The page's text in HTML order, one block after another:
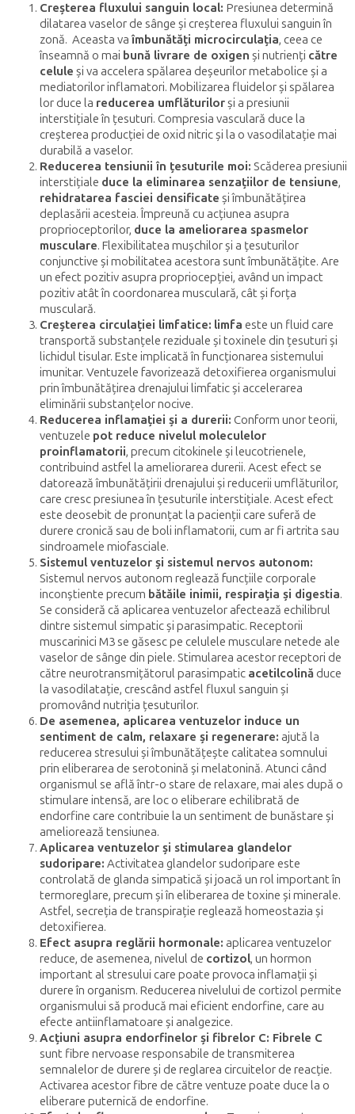
Creșterea fluxului sanguin local: Presiunea determină
dilatarea vaselor de sânge și creșterea fluxului sanguin în
zonă. Aceasta va îmbunătăți microcirculația, ceea ce
înseamnă o mai bună livrare de oxigen și nutrienți către
celule și va accelera spălarea deșeurilor metabolice și a
mediatorilor inflamatori. Mobilizarea fluidelor și spălarea
lor duce la reducerea umflăturilorși a presiunii
interstițiale în țesuturi. Compresia vasculară duce la
creșterea producției de oxid nitric și la o vasodilatație mai
durabilă a vaselor.
Reducerea tensiunii în țesuturile moi: Scăderea presiunii
interstițiale duce la eliminarea senzațiilor de tensiune,
rehidratarea fasciei densificate și îmbunătățirea
deplasării acesteia. Împreună cu acțiunea asupra
proprioceptorilor, duce la ameliorarea spasmelor
musculare. Flexibilitatea mușchilor și a țesuturilor
conjunctive și mobilitatea acestora sunt îmbunătățite. Are
un efect pozitiv asupra propriocepției, având un impact
pozitiv atât în coordonarea musculară, cât și forța
musculară.
Creșterea circulației limfatice: limfa este un fluid care
transportă substanțele reziduale și toxinele din țesuturi și
lichidul tisular. Este implicată în funcționarea sistemului
imunitar. Ventuzele favorizează detoxifierea organismului
prin îmbunătățirea drenajului limfatic și accelerarea
eliminării substanțelor nocive.
Reducerea inflamației și a durerii: Conform unor teorii,
ventuzele pot reduce nivelul moleculelor
proinflamatorii, precum citokinele și leucotrienele,
contribuind astfel la ameliorarea durerii. Acest efect se
datorează îmbunătățirii drenajului și reducerii umflăturilor,
care cresc presiunea în țesuturile interstițiale. Acest efect
este deosebit de pronunțat la pacienții care suferă de
durere cronică sau de boli inflamatorii, cum ar fi artrita sau
sindroamele miofasciale.
Sistemul ventuzelor și sistemul nervos autonom:
Sistemul nervos autonom reglează funcțiile corporale
inconștiente precum bătăile inimii, respirația și digestia.
Se consideră că aplicarea ventuzelor afectează echilibrul
dintre sistemul simpatic și parasimpatic. Receptorii
muscarinici M3 se găsesc pe celulele musculare netede ale
vaselor de sânge din piele. Stimularea acestor receptori de
către neurotransmițătorul parasimpatic acetilcolină duce
la vasodilatație, crescând astfel fluxul sanguin și
promovând nutriția țesuturilor.
De asemenea, aplicarea ventuzelor induce un
sentiment de calm, relaxare și regenerare: ajută la
reducerea stresului și îmbunătățește calitatea somnului
prin eliberarea de serotonină și melatonină. Atunci când
organismul se află într-o stare de relaxare, mai ales după o
stimulare intensă, are loc o eliberare echilibrată de
endorfine care contribuie la un sentiment de bunăstare și
ameliorează tensiunea.
Aplicarea ventuzelor și stimularea glandelor
sudoripare: Activitatea glandelor sudoripare este
controlată de glanda simpatică și joacă un rol important în
termoreglare, precum și în eliberarea de toxine și minerale.
Astfel, secreția de transpirație reglează homeostazia și
detoxifierea.
Efect asupra reglării hormonale: aplicarea ventuzelor
reduce, de asemenea, nivelul de cortizol, un hormon
important al stresului care poate provoca inflamații și
durere în organism. Reducerea nivelului de cortizol permite
organismului să producă mai eficient endorfine, care au
efecte antiinflamatoare și analgezice.
Acțiuni asupra endorfinelor și fibrelor C: Fibrele C
sunt fibre nervoase responsabile de transmiterea
semnalelor de durere și de reglarea circuitelor de reacție.
Activarea acestor fibre de către ventuze poate duce la o
eliberare puternică de endorfine.